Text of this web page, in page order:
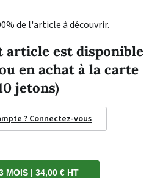
de l'article à découvrir.
article est disponible
en achat à la carte
jetons)
? Connectez-vous
MOIS | 34,00 € HT